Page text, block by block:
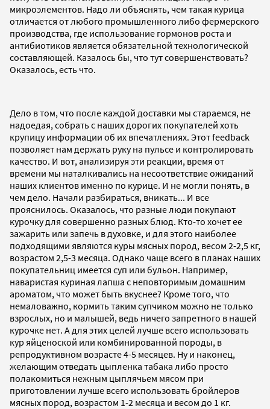
микроэлементов. Надо ли объяснять, чем такая курица
отличается от любого промышленного либо фермерского
производства, где использование гормонов роста и
антибиотиков является обязательной технологической
составляющей. Казалось бы, что тут совершенствовать?
Оказалось, есть что.
Дело в том, что после каждой доставки мы стараемся, не
надоедая, собрать с наших дорогих покупателей хоть
крупицу информации об их впечатлениях. Этот feedback
позволяет нам держать руку на пульсе и контролировать
качество. И вот, анализируя эти реакции, время от
времени мы наталкивались на несоответствие ожиданий
наших клиентов именно по курице. И не могли понять, в
чем дело. Начали разбираться, вникать... И все
прояснилось. Оказалось, что разные люди покупают
курочку для совершенно разных блюд. Кто-то хочет ее
зажарить или запечь в духовке, и для этого наиболее
подходящими являются куры мясных пород, весом 2-2,5 кг,
возрастом 2,5-3 месяца. Однако чаще всего в планах наших
покупательниц имеется суп или бульон. Например,
наваристая куриная лапша с неповторимым домашним
ароматом, что может быть вкуснее? Кроме того, что
немаловажно, кормить таким супчиком можно не только
взрослых, но и малышей, ведь ничего запретного в нашей
курочке нет. А для этих целей лучше всего использовать
кур яйценоской или комбинированной породы, в
репродуктивном возрасте 4-5 месяцев. Ну и наконец,
желающим отведать цыпленка табака либо просто
полакомиться нежным цыплячьем мясом при
приготовлении лучше всего использовать бройлеров
мясных пород, возрастом 1-2 месяца и весом до 1 кг.